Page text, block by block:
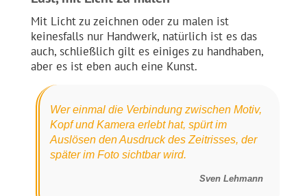
Mit Licht zu zeichnen oder zu malen ist
keinesfalls nur Handwerk, natürlich ist es das
auch, schließlich gilt es einiges zu handhaben,
aber es ist eben auch eine Kunst.
Wer einmal die Verbindung zwischen Motiv,
Kopf und Kamera erlebt hat, spürt im
Auslösen den Ausdruck des Zeitrisses, der
später im Foto sichtbar wird.
Sven Lehmann